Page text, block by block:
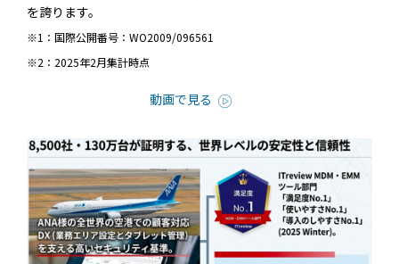
を誇ります。
※1：国際公開番号：WO2009/096561
※2：2025年2月集計時点
動画で見る